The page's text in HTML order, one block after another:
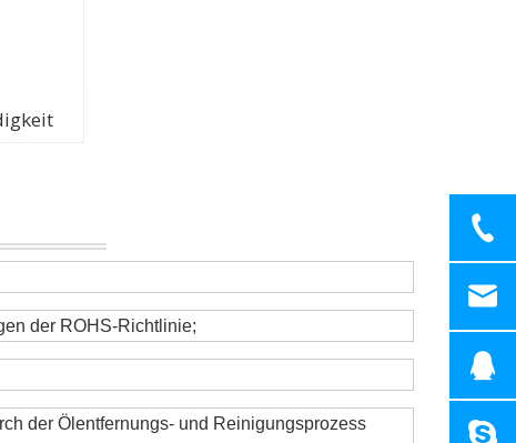
der ROHS-Richtlinie;
der Ölentfernungs- und Reinigungsprozess